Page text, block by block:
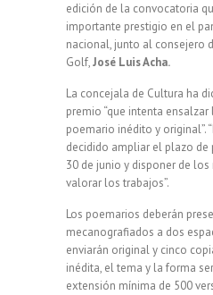
edición de la convocatoria
importante prestigio en el
nacional, junto al consejero
Golf,José Luis Acha.
La concejala de Cultura ha
premio “que intenta
poemario inédito y original”.
decidido ampliar el plazo de
30 de junio y disponer de
valorar los trabajos”.
Los poemarios deberán
mecanografiados a dos
enviarán original y cinco
inédita, el tema y la forma
extensión mínima de 500